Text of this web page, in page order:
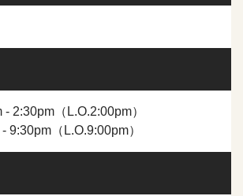
2:30pm（L.O.2:00pm）
9:30pm（L.O.9:00pm）